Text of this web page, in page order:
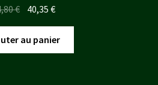
€ Le
initial
était :
40,35€Le
actuel
est :
au panier